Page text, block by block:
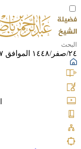
٢٤/صفر/١٤٤٨ الموافق ٧/أغسطس/٢٠٢٦